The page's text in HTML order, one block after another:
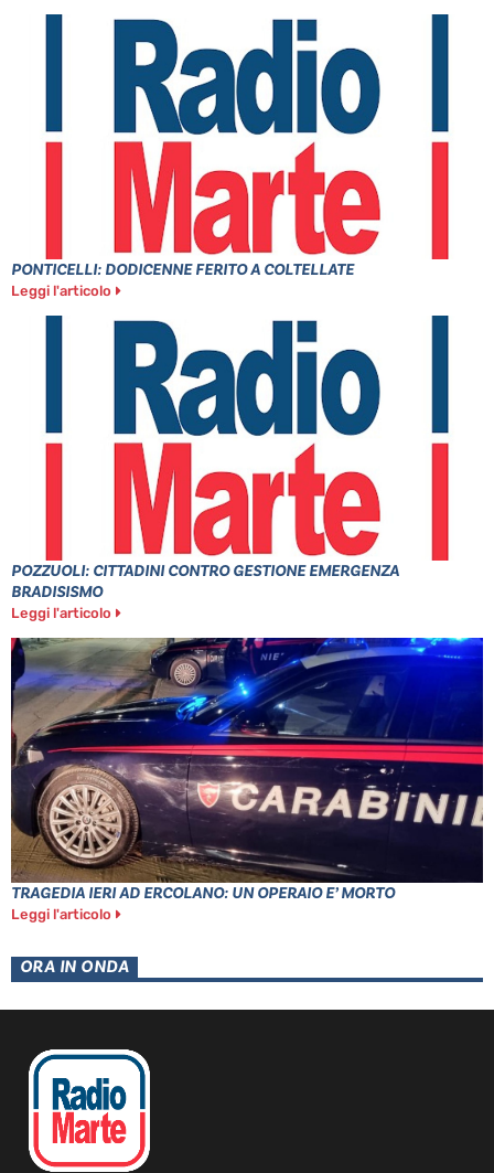
PONTICELLI: DODICENNE FERITO A COLTELLATE
Leggi l'articolo
POZZUOLI: CITTADINI CONTRO GESTIONE EMERGENZA
BRADISISMO
Leggi l'articolo
TRAGEDIA IERI AD ERCOLANO: UN OPERAIO E’ MORTO
Leggi l'articolo
ORA IN ONDA